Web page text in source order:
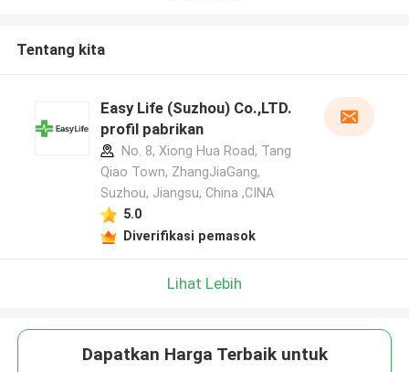
Tentang kita
Easy Life (Suzhou) Co.,LTD.
profil pabrikan
No. 8, Xiong Hua Road, Tang
Qiao Town, ZhangJiaGang,
Suzhou, Jiangsu, China ,CINA
5.0
Diverifikasi pemasok
Lihat Lebih
Dapatkan Harga Terbaik untuk